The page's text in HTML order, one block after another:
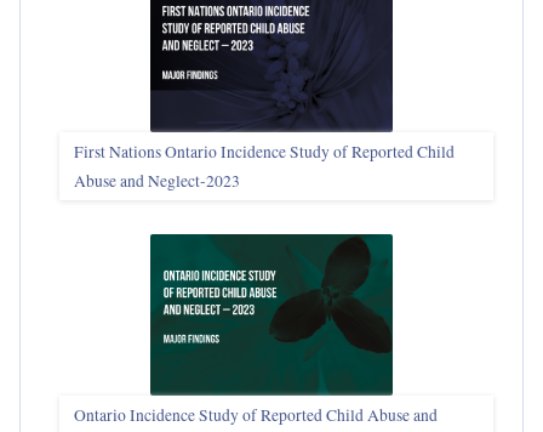
First Nations Ontario Incidence Study of Reported Child
Abuse and Neglect‑2023
Ontario Incidence Study of Reported Child Abuse and